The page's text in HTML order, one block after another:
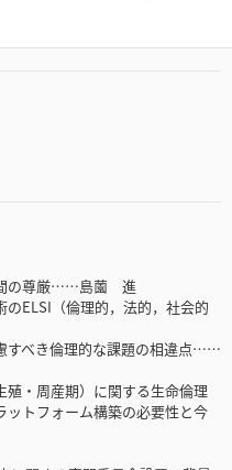
間の尊厳……島薗 進
ELSI（倫理的，法的，社会的
すべき倫理的な課題の相違点……
・周産期）に関する生命倫理
ットフォーム構築の必要性と今